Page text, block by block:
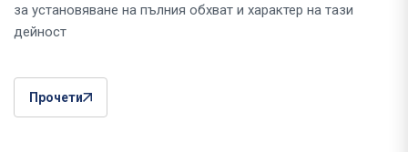
за установяване на пълния обхват и характер на тази
дейност
Прочети